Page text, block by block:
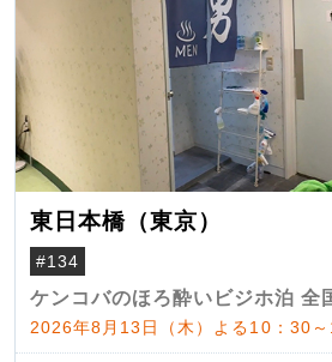
東日本橋（東京）
#134
ケンコバのほろ酔いビジホ泊 全
2026年8月13日（木）よる10：30